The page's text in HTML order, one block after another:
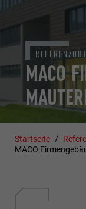
MACO
Startseite
MACO